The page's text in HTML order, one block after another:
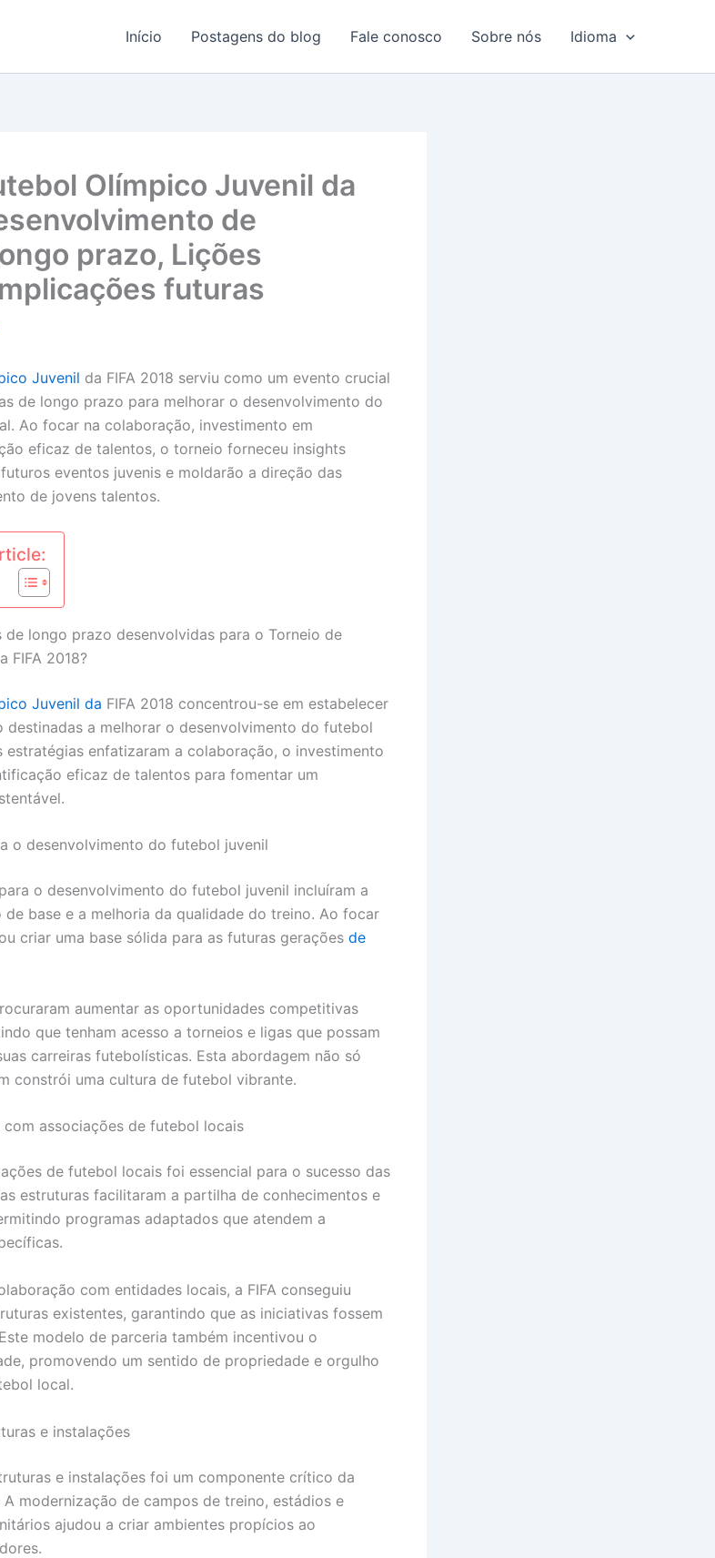
Início Postagens do blog Fale conosco Sobre nós Idioma
Olímpico Juvenil da
de
prazo, Lições
futuras
Juvenil da FIFA 2018 serviu como um evento crucial
de longo prazo para melhorar o desenvolvimento do
Ao focar na colaboração, investimento em
eficaz de talentos, o torneio forneceu insights
eventos juvenis e moldarão a direção das
de jovens talentos.
de longo prazo desenvolvidas para o Torneio de
FIFA 2018?
Juvenil da FIFA 2018 concentrou-se em estabelecer
destinadas a melhorar o desenvolvimento do futebol
estratégias enfatizaram a colaboração, o investimento
eficaz de talentos para fomentar um
o desenvolvimento do futebol juvenil
o desenvolvimento do futebol juvenil incluíram a
base e a melhoria da qualidade do treino. Ao focar
criar uma base sólida para as futuras gerações de
aumentar as oportunidades competitivas
que tenham acesso a torneios e ligas que possam
carreiras futebolísticas. Esta abordagem não só
constrói uma cultura de futebol vibrante.
associações de futebol locais
de futebol locais foi essencial para o sucesso das
estruturas facilitaram a partilha de conhecimentos e
programas adaptados que atendem a
com entidades locais, a FIFA conseguiu
existentes, garantindo que as iniciativas fossem
modelo de parceria também incentivou o
promovendo um sentido de propriedade e orgulho
local.
e instalações
e instalações foi um componente crítico da
modernização de campos de treino, estádios e
ajudou a criar ambientes propícios ao